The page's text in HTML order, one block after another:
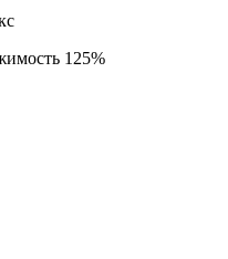
125%